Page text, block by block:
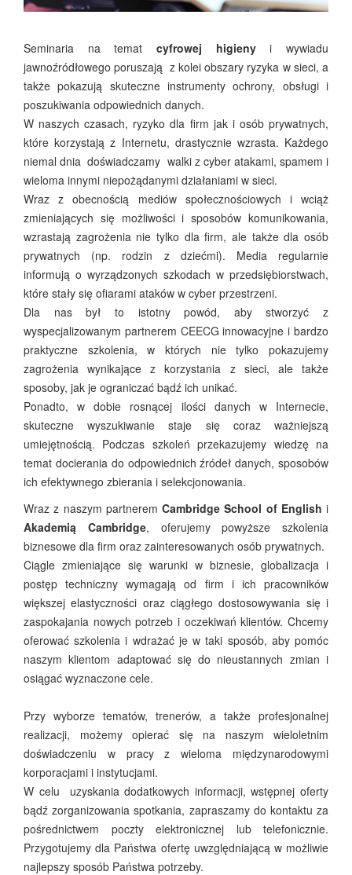
Seminaria na temat cyfrowej higienyi wywiadu
jawnoźródłowego poruszają z kolei obszary ryzyka w sieci, a
także pokazują skuteczne instrumenty ochrony, obsługi i
poszukiwania odpowiednich danych.
W naszych czasach, ryzyko dla firm jak i osób prywatnych,
które korzystają z Internetu, drastycznie wzrasta. Każdego
niemal dnia doświadczamy walki z cyber atakami, spamem i
wieloma innymi niepożądanymi działaniami w sieci.
Wraz z obecnością mediów społecznościowych i wciąż
zmieniających się możliwości i sposobów komunikowania,
wzrastają zagrożenia nie tylko dla firm, ale także dla osób
prywatnych (np. rodzin z dziećmi). Media regularnie
informują o wyrządzonych szkodach w przedsiębiorstwach,
które stały się ofiarami ataków w cyber przestrzeni.
Dla nas był to istotny powód, aby stworzyć z
wyspecjalizowanym partnerem CEECG innowacyjne i bardzo
praktyczne szkolenia, w których nie tylko pokazujemy
zagrożenia wynikające z korzystania z sieci, ale także
sposoby, jak je ograniczać bądź ich unikać.
Ponadto, w dobie rosnącej ilości danych w Internecie,
skuteczne wyszukiwanie staje się coraz ważniejszą
umiejętnością. Podczas szkoleń przekazujemy wiedzę na
temat docierania do odpowiednich źródeł danych, sposobów
ich efektywnego zbierania i selekcjonowania.
Wraz z naszym partnerem Cambridge School of English i
Akademią Cambridge, oferujemy powyższe szkolenia
biznesowe dla firm oraz zainteresowanych osób prywatnych.
Ciągle zmieniające się warunki w biznesie, globalizacja i
postęp techniczny wymagają od firm i ich pracowników
większej elastyczności oraz ciągłego dostosowywania się i
zaspokajania nowych potrzeb i oczekiwań klientów. Chcemy
oferować szkolenia i wdrażać je w taki sposób, aby pomóc
naszym klientom adaptować się do nieustannych zmian i
osiągać wyznaczone cele.
Przy wyborze tematów, trenerów, a także profesjonalnej
realizacji, możemy opierać się na naszym wieloletnim
doświadczeniu w pracy z wieloma międzynarodowymi
korporacjami i instytucjami.
W celu uzyskania dodatkowych informacji, wstępnej oferty
bądź zorganizowania spotkania, zapraszamy do kontaktu za
pośrednictwem poczty elektronicznej lub telefonicznie.
Przygotujemy dla Państwa ofertę uwzględniającą w możliwie
najlepszy sposób Państwa potrzeby.